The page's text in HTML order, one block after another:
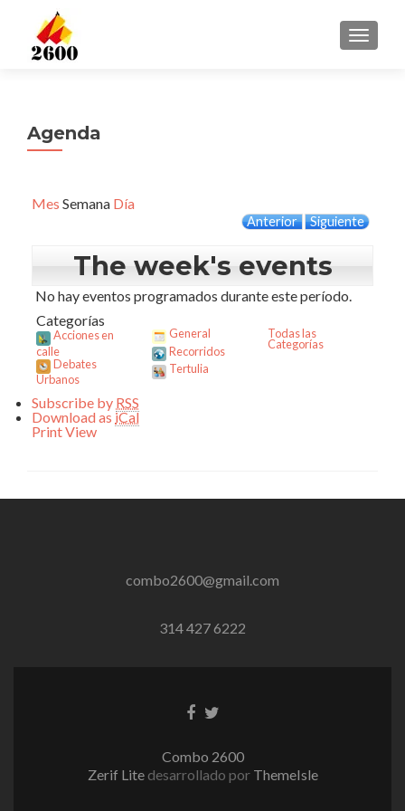
Agenda
Mes Semana Día
Anterior Siguiente
The week's events
No hay eventos programados durante este período.
Categorías
Acciones en
calle
Debates
Urbanos
General
Recorridos
Tertulia
Todas las
Categorías
Subscribe by RSS
Download as iCal
PrintView
combo2600@gmail.com
314 427 6222
EnlaceEnlace
Combo 2600
Zerif Lite desarrollado por ThemeIsle